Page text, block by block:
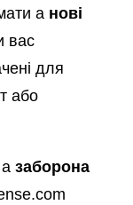
a нові
вас
для
або
заборона